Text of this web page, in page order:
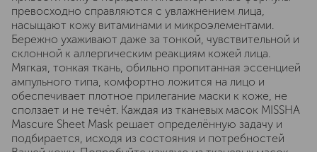
превосходно справляются с увлажнением лица,
насыщают кожу витаминами и микроэлементами.
Бережно ухаживают даже за тонкой, чувствительной и
склонной к аллергическим реакциям кожей лица.
Мягкая, тонкая ткань, обильно пропитанная эссенцией
ампульного типа, комфортно ложится на лицо и
обеспечивает плотное прилегание маски к коже, не
сползает и не течёт. Каждая из тканевых масок MISSHA
Mascure Sheet Mask решает определённую задачу и
подбирается, исходя из состояния и потребностей